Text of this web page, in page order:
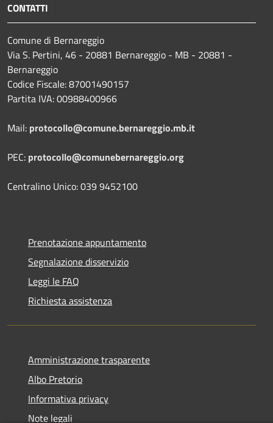
CONTATTI
Comune di Bernareggio
Via S. Pertini, 46 - 20881 Bernareggio - MB - 20881 -
Bernareggio
Codice Fiscale: 87001490157
Partita IVA: 00988400966
Mail: protocollo@comune.bernareggio.mb.it
PEC: protocollo@comunebernareggio.org
Centralino Unico: 039 9452100
Prenotazione appuntamento
Segnalazione disservizio
Leggi le FAQ
Richiesta assistenza
Amministrazione trasparente
Albo Pretorio
Informativa privacy
Note legali